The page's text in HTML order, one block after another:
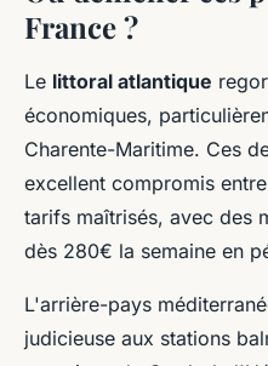
France ?
Le littoral atlantique
économiques,
Charente-Maritime. Ces
excellent compromis
tarifs maîtrisés, avec des
dès 280€ la semaine en
L'arrière-pays
judicieuse aux stations